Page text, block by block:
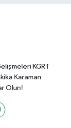
KGRT
Karaman
Olun!